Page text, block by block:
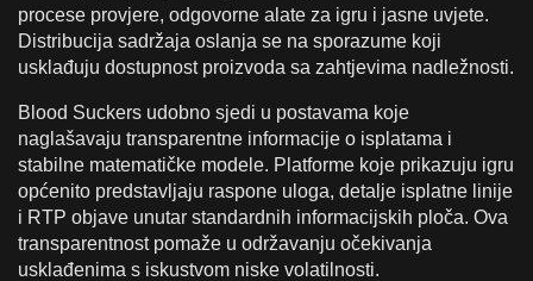
procese provjere, odgovorne alate za igru i jasne uvjete.
Distribucija sadržaja oslanja se na sporazume koji
usklađuju dostupnost proizvoda sa zahtjevima nadležnosti.
Blood Suckers udobno sjedi u postavama koje
naglašavaju transparentne informacije o isplatama i
stabilne matematičke modele. Platforme koje prikazuju igru
općenito predstavljaju raspone uloga, detalje isplatne linije
i RTP objave unutar standardnih informacijskih ploča. Ova
transparentnost pomaže u održavanju očekivanja
usklađenima s iskustvom niske volatilnosti.